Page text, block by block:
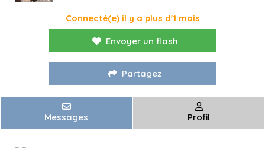
Connecté(e) il y a plus d'1 mois
Envoyer un flash
Partagez
Messages Profil